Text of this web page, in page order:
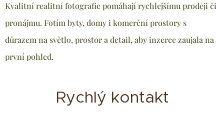
Kvalitní realitní fotografie pomáhají rychlejšímu prodeji či
pronájmu. Fotím byty, domy i komerční prostory s
důrazem na světlo, prostor a detail, aby inzerce zaujala na
první pohled.
Rychlý kontakt